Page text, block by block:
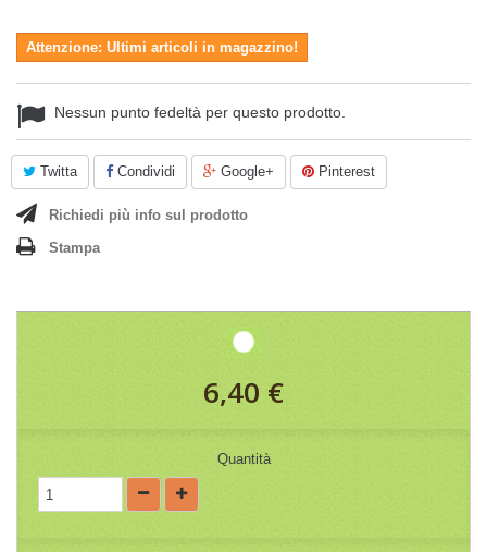
Attenzione: Ultimi articoli in magazzino!
Nessun punto fedeltà per questo prodotto.
Twitta Condividi Google+ Pinterest
Richiedi più info sul prodotto
Stampa
6,40 €
Quantità